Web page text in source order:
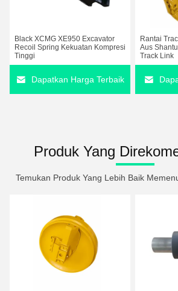
Black XCMG XE950 Excavator
Recoil Spring Kekuatan Kompresi
Tinggi
Dapatkan Harga Terbaik
Rantai
Aus
Track Link
Produk Yang
Temukan Produk Yang Lebih Baik